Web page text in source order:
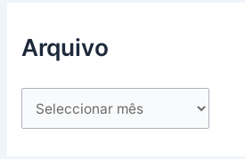
Arquivo